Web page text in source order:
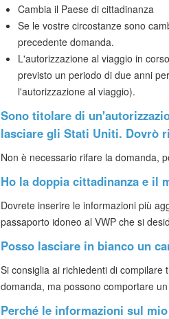
Cambia il Paese di cittadinanza
Se le vostre circostanze sono
precedente domanda.
L'autorizzazione al viaggio in
previsto un periodo di due anni
l'autorizzazione al viaggio).
Sono titolare di
lasciare gli Stati Uniti. Dovrò
Non è necessario rifare la domanda,
Ho la doppia cittadinanza e il
Dovrete inserire le informazioni più
passaporto idoneo al VWP che si
Posso lasciare in bianco un
Si consiglia ai richiedenti di
domanda, ma possono comportare
Perché le informazioni sul